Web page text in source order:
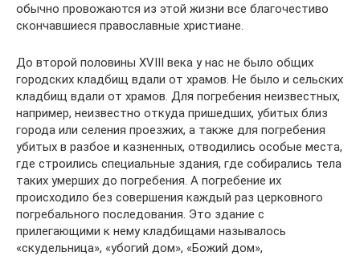
обычно провожаются из этой жизни все благочестиво
скончавшиеся православные христиане.
До второй половины XVIII века у нас не было общих
городских кладбищ вдали от храмов. Не было и сельских
кладбищ вдали от храмов. Для погребения неизвестных,
например, неизвестно откуда пришедших, убитых близ
города или селения проезжих, а также для погребения
убитых в разбое и казненных, отводились особые места,
где строились специальные здания, где собирались тела
таких умерших до погребения. А погребение их
происходило без совершения каждый раз церковного
погребального последования. Это здание с
прилегающими к нему кладбищами называлось
«скудельница», «убогий дом», «Божий дом»,